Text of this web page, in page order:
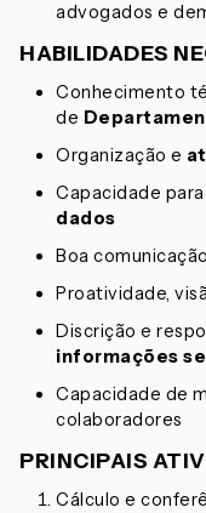
advogados e
HABILIDADES
Conhecimento
de
Organização e
Capacidade
dados
Boa
Proatividade,
Discrição e
informações
Capacidade de
colaboradores
PRINCIPAIS
Cálculo e